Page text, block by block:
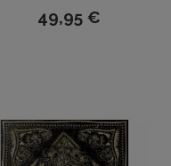
49,95 €